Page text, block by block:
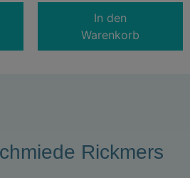
In den
Warenkorb
Rickmers